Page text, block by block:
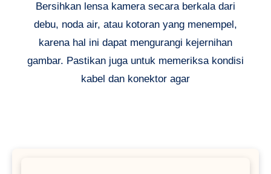
Bersihkan lensa kamera secara berkala dari
debu, noda air, atau kotoran yang menempel,
karena hal ini dapat mengurangi kejernihan
gambar. Pastikan juga untuk memeriksa kondisi
kabel dan konektor agar